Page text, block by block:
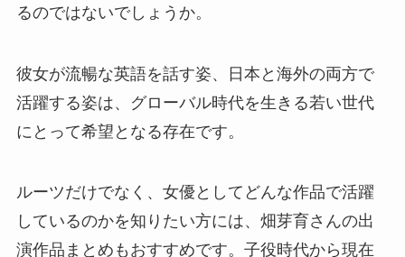
るのではないでしょうか。
彼女が流暢な英語を話す姿、日本と海外の両方で
活躍する姿は、グローバル時代を生きる若い世代
にとって希望となる存在です。
ルーツだけでなく、女優としてどんな作品で活躍
しているのかを知りたい方には、畑芽育さんの出
演作品まとめもおすすめです。子役時代から現在